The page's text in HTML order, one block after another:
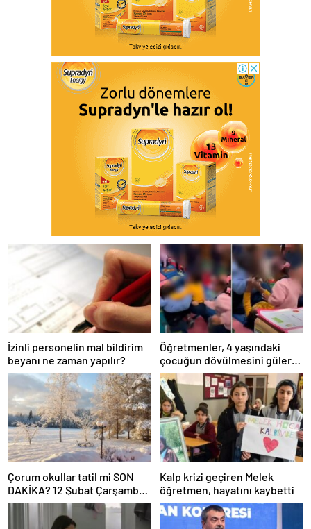
İzinli personelin mal bildirim
beyanı ne zaman yapılır?
Öğretmenler, 4 yaşındaki
çocuğun dövülmesini gülerek
izledi
Çorum okullar tatil mi SON
DAKİKA? 12 Şubat Çarşamba
Çorum’da okul yok mu (Çorum
Valiliği Açıklaması – KAR
Kalp krizi geçiren Melek
öğretmen, hayatını kaybetti